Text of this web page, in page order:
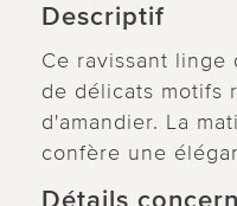
Descriptif
Ce ravissant linge
de délicats motifs
d'amandier. La
confère une